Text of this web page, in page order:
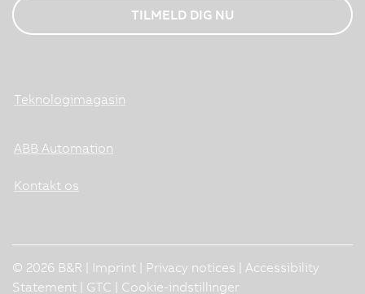
TILMELD DIG NU
Teknologimagasin
ABB Automation
Kontakt os
© 2026 B&R | Imprint Privacy notices
Accessibility
Statement
GTC Cookie-indstillinger